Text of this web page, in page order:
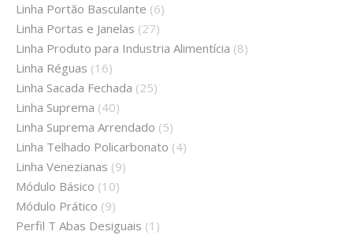
Linha Portão Basculante (6)
Linha Portas e Janelas (27)
Linha Produto para Industria Alimentícia (8)
Linha Réguas (16)
Linha Sacada Fechada (25)
Linha Suprema (40)
Linha Suprema Arrendado (5)
Linha Telhado Policarbonato (4)
Linha Venezianas (9)
Módulo Básico (10)
Módulo Prático (9)
Perfil T Abas Desiguais (1)